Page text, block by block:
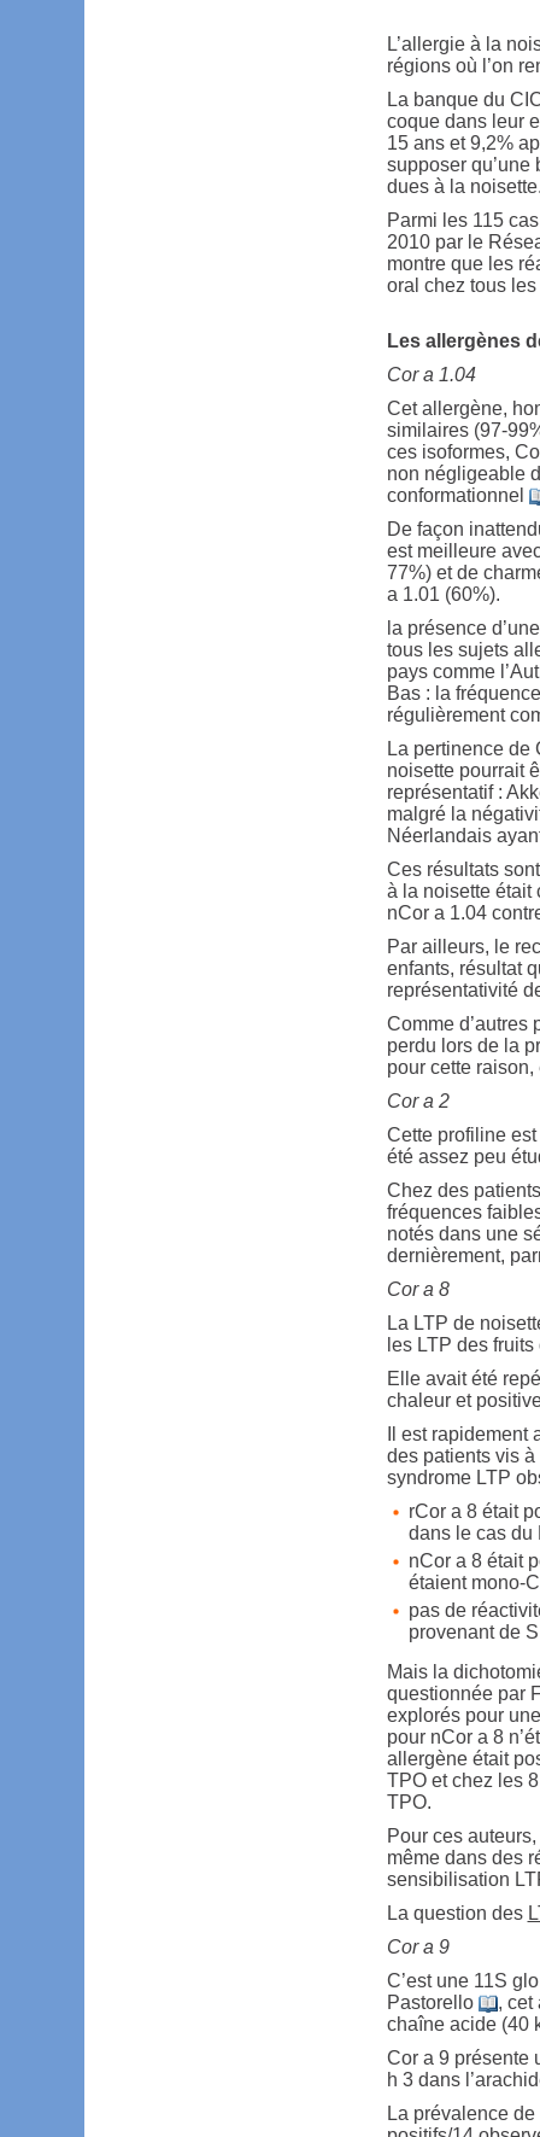
L’allergie à la
régions où l’on
La banque du
coque dans leur
15 ans et 9,2%
supposer
dues à la
Parmi les 115
2010 par le
montre que les
oral chez tous
Les allergènes
Cor a 1.04
Cet allergène,
similaires (97-
ces isoformes,
non négligeable
conformationnel
De façon
est meilleure
77%) et de
a 1.01 (60%).
la présence
tous les sujets
pays comme
Bas : la
régulièrement
La pertinence de
noisette pourrait
représentatif :
malgré la
Néerlandais
Ces résultats
à la noisette était
nCor a 1.04
Par ailleurs, le
enfants, résultat
représentativité
Comme d’autres
perdu lors de la
pour cette
Cor a 2
Cette profiline
été assez peu
Chez des
fréquences
notés dans une
dernièrement,
Cor a 8
La LTP de
les LTP des
Elle avait été
chaleur et
Il est
des patients vis à
syndrome LTP
rCor a 8 était
dans le cas du
nCor a 8 était
étaient mono-
pas de
provenant de
Mais la
questionnée par
explorés pour
pour nCor a 8
allergène était
TPO et chez les
TPO.
Pour ces
même dans des
sensibilisation
La question des
Cor a 9
C’est une 11S
Pastorello
, cet
chaîne acide (40
Cor a 9 présente
h 3 dans
La prévalence